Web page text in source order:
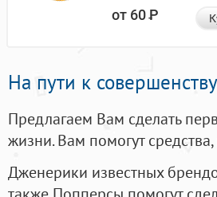
от 60Р
На пути к
Предлагаем Вам сделать
жизни. Вам помогут
Дженерики известных